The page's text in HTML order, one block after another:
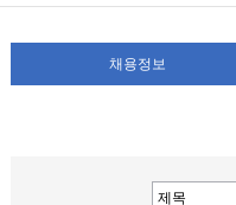
채용정보